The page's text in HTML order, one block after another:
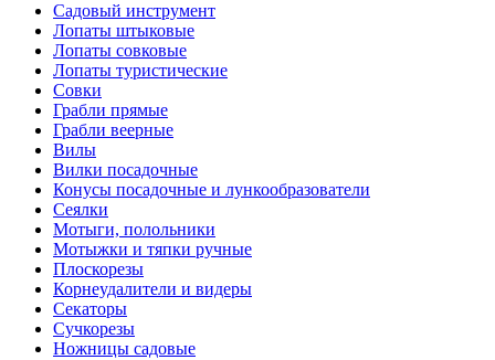
Садовый инструмент
Лопаты штыковые
Лопаты совковые
Лопаты туристические
Совки
Грабли прямые
Грабли веерные
Вилы
Вилки посадочные
Конусы посадочные и лункообразователи
Сеялки
Мотыги, полольники
Мотыжки и тяпки ручные
Плоскорезы
Корнеудалители и видеры
Секаторы
Сучкорезы
Ножницы садовые